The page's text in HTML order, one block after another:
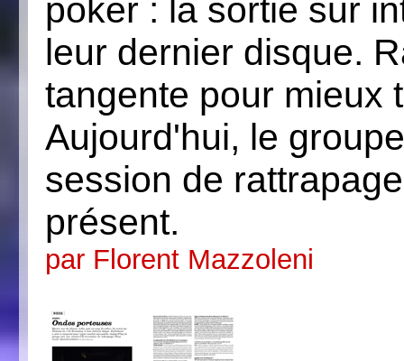
poker : la sortie sur
leur dernier disque.
tangente pour mieux
Aujourd'hui, le
session de
présent.
par Florent Mazzoleni